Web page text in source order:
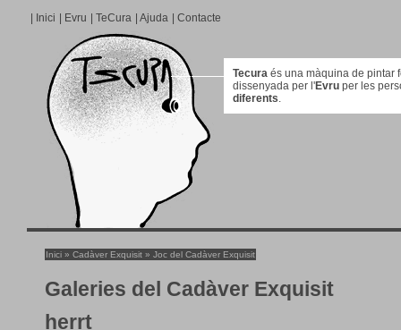
Inici Evru TeCura Ajuda Contacte
Tecura és una màquina de pintar
dissenyada per l'Evru per les
diferents.
Inici » Cadàver Exquisit » Joc del Cadàver Exquisit
Galeries del Cadàver Exquisit
herrt